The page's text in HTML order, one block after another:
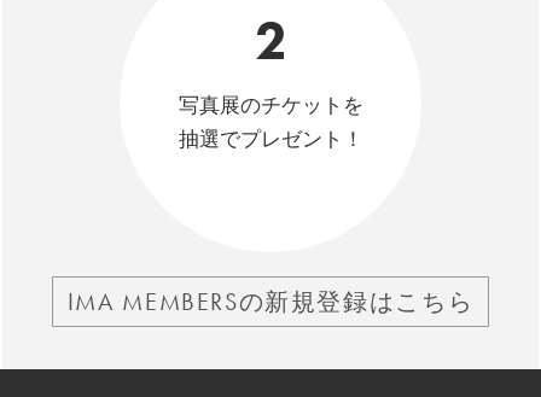
2
写真展のチケットを
抽選でプレゼント！
IMA MEMBERSの新規登録はこちら